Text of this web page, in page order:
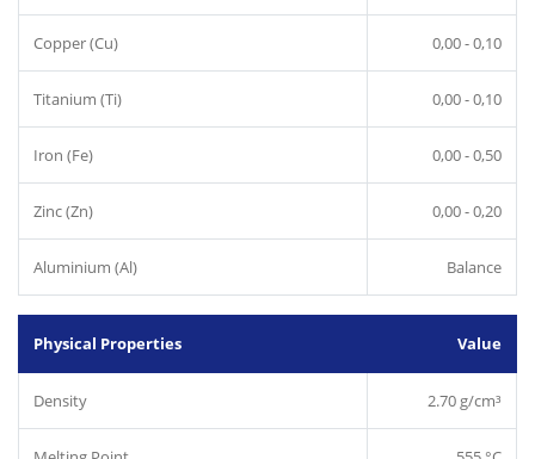
Copper (Cu) 0,00 - 0,10
Titanium (Ti) 0,00 - 0,10
Iron (Fe) 0,00 - 0,50
Zinc (Zn) 0,00 - 0,20
Aluminium (Al) Balance
Physical Properties Value
Density 2.70 g/cm³